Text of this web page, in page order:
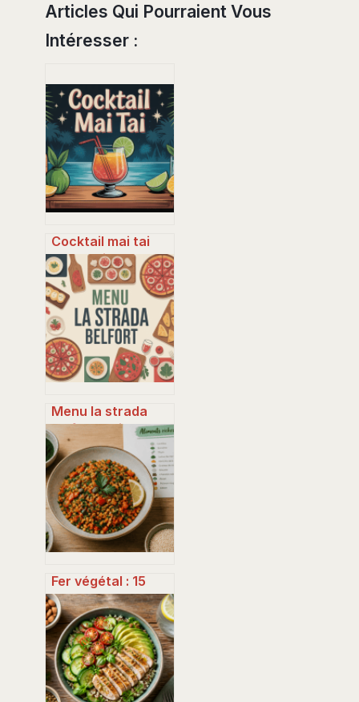
Articles Qui Pourraient Vous
Intéresser :
Cocktail mai tai
authentique et
revisité : recette,
variantes et
secrets
Menu la strada
belfort : prix, plats
et conseils pour
bien choisir
Fer végétal : 15
sources pour
combler vos
besoins, optimiser
l’absorption et
éviter l’anémie